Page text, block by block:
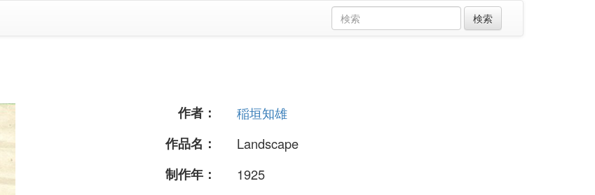
作者：
稲垣知雄
作品名：
Landscape
制作年：
1925